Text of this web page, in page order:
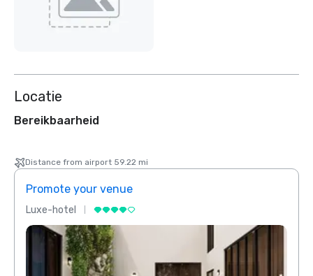
Locatie
Bereikbaarheid
Distance from airport 59.22 mi
Promote your venue
Luxe-hotel